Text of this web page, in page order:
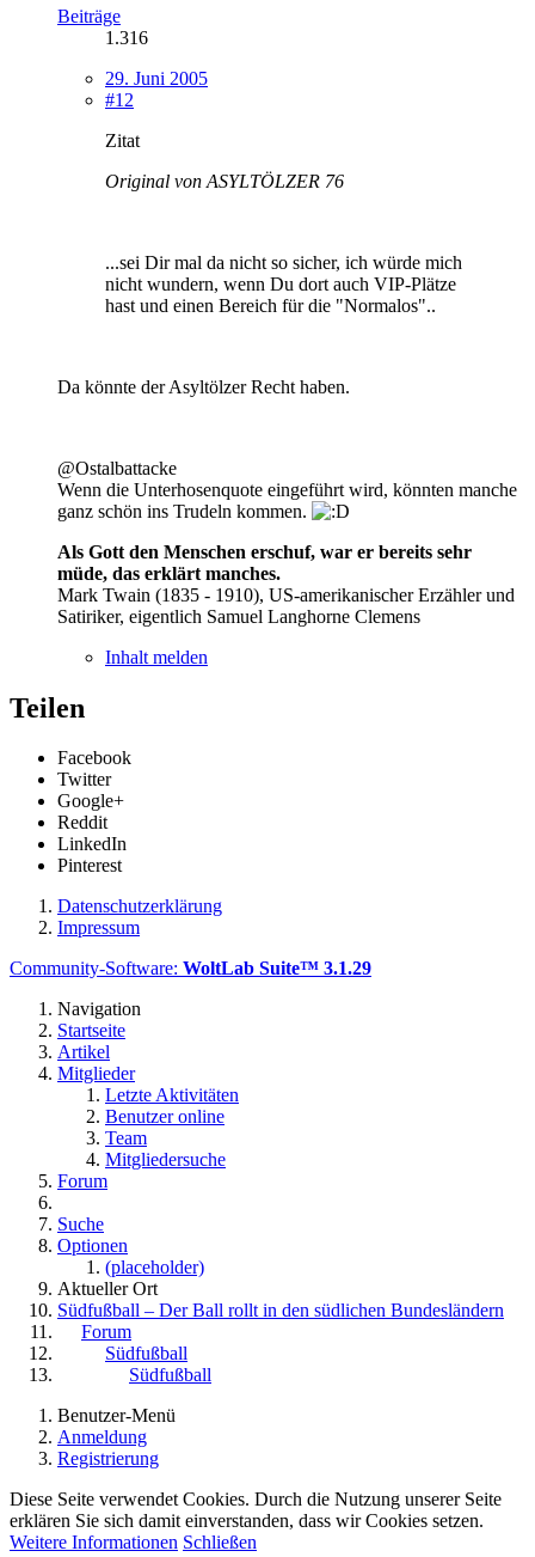
Beiträge
1.316
29. Juni 2005
#12
Zitat
Original von ASYLTÖLZER 76
...sei Dir mal da nicht so sicher, ich würde mich
nicht wundern, wenn Du dort auch VIP-Plätze
hast und einen Bereich für die "Normalos"..
Da könnte der Asyltölzer Recht haben.
@Ostalbattacke
Wenn die Unterhosenquote eingeführt wird, könnten manche
ganz schön ins Trudeln kommen.
Als Gott den Menschen erschuf, war er bereits sehr
müde, das erklärt manches.
Mark Twain (1835 - 1910), US-amerikanischer Erzähler und
Satiriker, eigentlich Samuel Langhorne Clemens
Inhalt melden
Teilen
Facebook
Twitter
Google+
Reddit
LinkedIn
Pinterest
Datenschutzerklärung
Impressum
Community-Software: WoltLab Suite™ 3.1.29
Navigation
Startseite
Artikel
Mitglieder
Letzte Aktivitäten
Benutzer online
Team
Mitgliedersuche
Forum
Suche
Optionen
(placeholder)
Aktueller Ort
Südfußball – Der Ball rollt in den südlichen Bundesländern
Forum
Südfußball
Südfußball
Benutzer-Menü
Anmeldung
Registrierung
Diese Seite verwendet Cookies. Durch die Nutzung unserer Seite
erklären Sie sich damit einverstanden, dass wir Cookies setzen.
Weitere Informationen Schließen